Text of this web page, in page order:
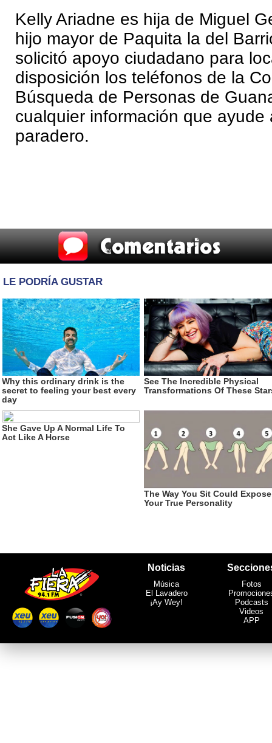
Kelly Ariadne es hija de Miguel
hijo mayor de Paquita la del
solicitó apoyo ciudadano para
disposición los teléfonos de la
Búsqueda de Personas de
cualquier información que ayude
paradero.
Noticias
Música
El Lavadero
¡Ay Wey!
Fotos
Podcasts
Videos
APP